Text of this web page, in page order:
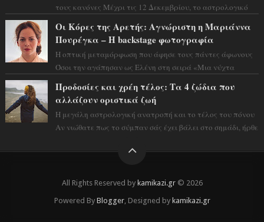
τους κανόνες Μέχρι τις 12 Δεκεμβρίου, το αστρολογικό
Οι Κόρες της Αρετής: Αγνώριστη η Μαριάννα
Πουρέγκα – H backstage φωτογραφία
Η οπτική μεταμόρφωση που άφησε τους πάντες άφωνους
Όσοι την αγάπησαν ως Ελένη στη σειρά «Μια νύχτα
Προδοσίες και χρέη τέλος: Τα 4 ζώδια που
αλλάζουν οριστικά ζωή
Η μεγάλη αστρολογική ανατροπή και το τέλος του πόνου
Αν νιώθατε πως το σύμπαν σάς έχει βάλει στο σημάδι, ήρθε
All Rights Reserved by kamikazi.gr© 2026
Powered By Blogger, Designed by kamikazi.gr